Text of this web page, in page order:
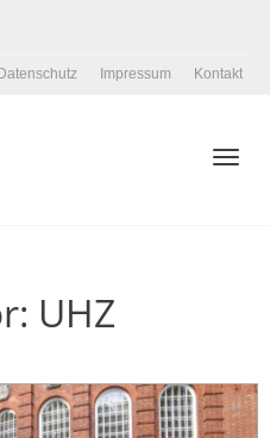
Datenschutz Impressum Kontakt
UHZ